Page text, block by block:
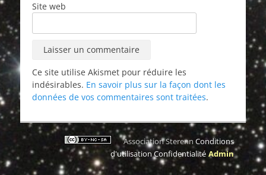
Site web
Ce site utilise Akismet pour réduire les
indésirables. En savoir plus sur la façon dont les
données de vos commentaires sont traitées.
Association Sterenn Conditions
d'utilisationConfidentialité Admin